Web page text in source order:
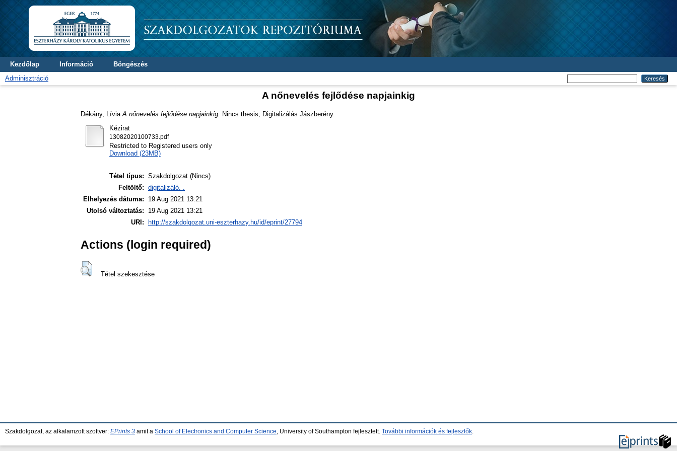
Kezdőlap Információ
Böngészés
Adminisztráció
A nőnevelés fejlődése napjainkig
Dékány, Lívia A nőnevelés fejlődése napjainkig.
Nincs thesis, Digitalizálás Jászberény.
Kézirat
13082020100733.pdf
Restricted to Registered users only
Download (23MB)
Tétel típus: Szakdolgozat (Nincs)
Feltöltő: digitalizáló. .
Elhelyezés dátuma:
19 Aug 2021 13:21
Utolsó változtatás:
19 Aug 2021 13:21
URI:
http://szakdolgozat.uni-eszterhazy.hu/id/eprint/27794
Actions (login required)
Tétel szekesztése
Szakdolgozat, az alkalamzott szoftver: EPrints 3 amit a School of Electronics and Computer Science , University of Southampton fejlesztett. További információk és fejlesztők